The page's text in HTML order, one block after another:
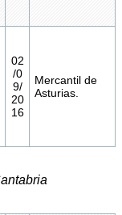
02
/0
9/
20
16
Mercantil de
Asturias.